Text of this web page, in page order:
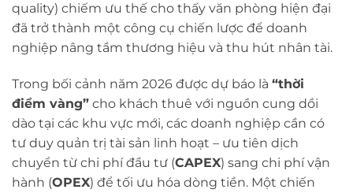
quality) chiếm ưu thế cho thấy văn phòng hiện đại
đã trở thành một công cụ chiến lược để doanh
nghiệp nâng tầm thương hiệu và thu hút nhân tài.
Trong bối cảnh năm 2026 được dự báo là “thời
điểm vàng” cho khách thuê với nguồn cung dồi
dào tại các khu vực mới, các doanh nghiệp cần có
tư duy quản trị tài sản linh hoạt – ưu tiên dịch
chuyển từ chi phí đầu tư (CAPEX) sang chi phí vận
hành (OPEX) để tối ưu hóa dòng tiền. Một chiến